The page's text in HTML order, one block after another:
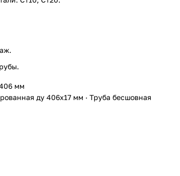
мм
ду 406х17 мм · Труба бесшовная